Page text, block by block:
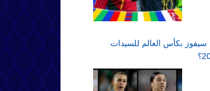
بكأس العالم للسيدات